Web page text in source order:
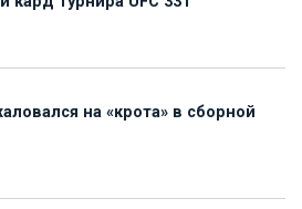
на «крота» в сборной